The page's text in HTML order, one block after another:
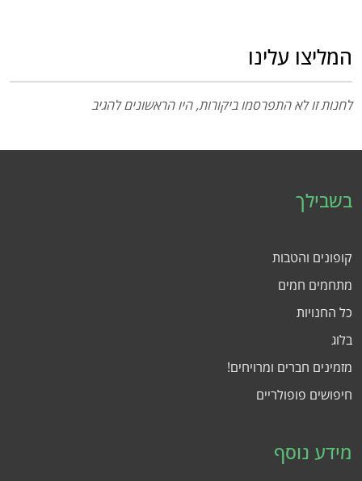
המליצו עלינו
לחנות זו לא התפרסמו ביקורות, היו הראשונים להגיב
בשבילך
קופונים והטבות
מתחמים חמים
כל החנויות
בלוג
מזמינים חברים ומרויחים!
חיפושים פופולריים
מידע נוסף